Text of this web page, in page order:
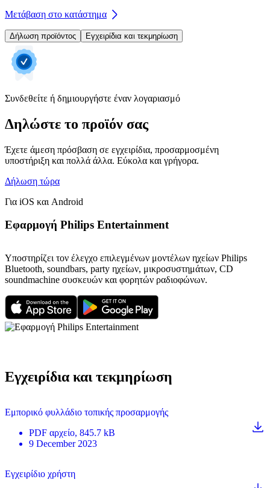
Μετάβαση στο κατάστημα
Δήλωση προϊόντος Εγχειρίδια και τεκμηρίωση
Συνδεθείτε ή δημιουργήστε έναν λογαριασμό
Δηλώστε το προϊόν σας
Έχετε άμεση πρόσβαση σε εγχειρίδια, προσαρμοσμένη
υποστήριξη και πολλά άλλα. Εύκολα και γρήγορα.
Δήλωση τώρα
Για iOS και Android
Εφαρμογή Philips Entertainment
Υποστηρίζει τον έλεγχο επιλεγμένων μοντέλων ηχείων Philips
Bluetooth, soundbars, party ηχείων, μικροσυστημάτων, CD
soundmachine συσκευών και φορητών ραδιοφώνων.
Εγχειρίδια και τεκμηρίωση
Εμπορικό φυλλάδιο τοπικής προσαρμογής
PDF αρχείο, 845.7 kB
9 December 2023
Εγχειρίδιο χρήστη